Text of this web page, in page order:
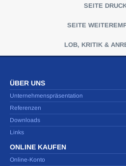
SEITE
SEITE
LOB, KRITIK &
ÜBER UNS
Unternehmenspräsentation
Referenzen
Downloads
Links
ONLINE KAUFEN
Online-Konto